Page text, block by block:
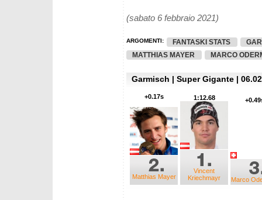
(sabato 6 febbraio 2021)
ARGOMENTI: FANTASKI STATS
MATTHIAS MAYER
MARCO
Garmisch | Super Gigante |
Vincent
Kriechmayr
1:12.68
Matthias Mayer
+0.17s
Marco